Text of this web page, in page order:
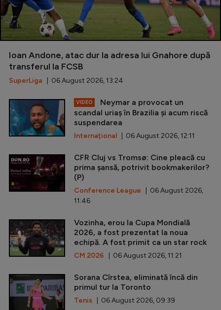
Ioan Andone, atac dur la adresa lui Gnahore după
transferul la FCSB
SuperLiga | 06 August 2026, 13:24
VIDEO
Neymar a provocat un
scandal uriaș în Brazilia și acum riscă
suspendarea
Internațional | 06 August 2026, 12:11
CFR Cluj vs Tromsø: Cine pleacă cu
prima șansă, potrivit bookmakerilor?
(P)
Conference League | 06 August 2026,
11:46
Vozinha, erou la Cupa Mondială
2026, a fost prezentat la noua
echipă. A fost primit ca un star rock
CM 2026 | 06 August 2026, 11:21
Sorana Cîrstea, eliminată încă din
primul tur la Toronto
Tenis | 06 August 2026, 09:39